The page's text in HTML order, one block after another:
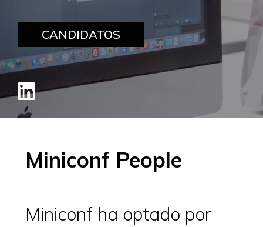
CANDIDATOS
Miniconf People
Miniconf ha optado por